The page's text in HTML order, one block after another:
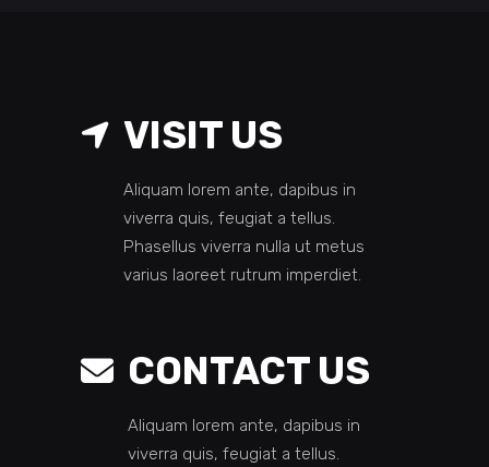
VISIT US
Aliquam lorem ante, dapibus in
viverra quis, feugiat a tellus.
Phasellus viverra nulla ut metus
varius laoreet rutrum imperdiet.
CONTACT US
Aliquam lorem ante, dapibus in
viverra quis, feugiat a tellus.